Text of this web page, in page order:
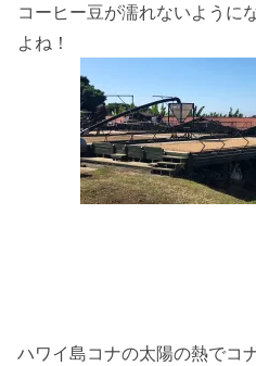
コーヒー豆が濡れないように
よね！
ハワイ島コナの太陽の熱でコ